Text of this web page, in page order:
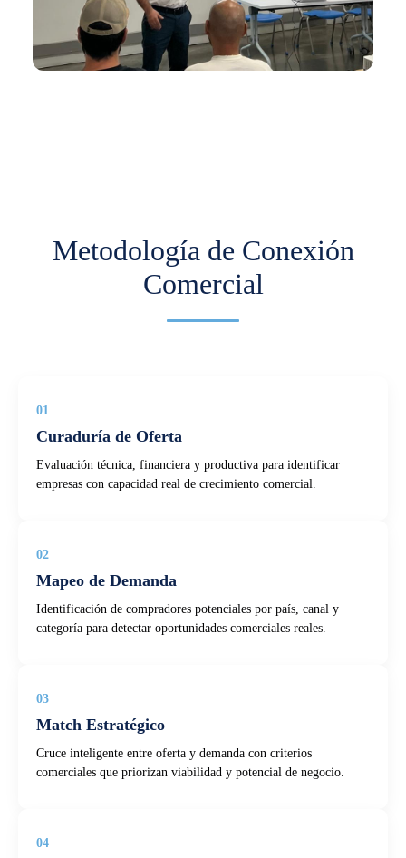
Metodología de Conexión
Comercial
01
Curaduría de Oferta
Evaluación técnica, financiera y productiva para identificar
empresas con capacidad real de crecimiento comercial.
02
Mapeo de Demanda
Identificación de compradores potenciales por país, canal y
categoría para detectar oportunidades comerciales reales.
03
Match Estratégico
Cruce inteligente entre oferta y demanda con criterios
comerciales que priorizan viabilidad y potencial de negocio.
04